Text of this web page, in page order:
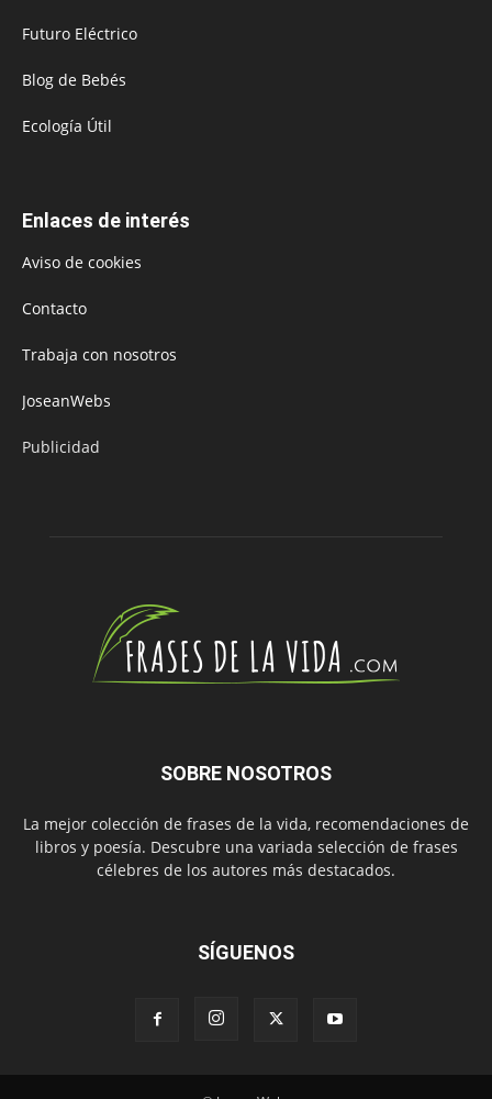
Futuro Eléctrico
Blog de Bebés
Ecología Útil
Enlaces de interés
Aviso de cookies
Contacto
Trabaja con nosotros
JoseanWebs
Publicidad
SOBRE NOSOTROS
La mejor colección de frases de la vida, recomendaciones de
libros y poesía. Descubre una variada selección de frases
célebres de los autores más destacados.
SÍGUENOS